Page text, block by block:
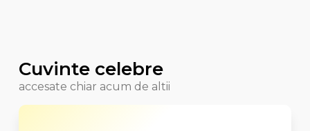
Cuvinte celebre
accesate chiar acum de altii